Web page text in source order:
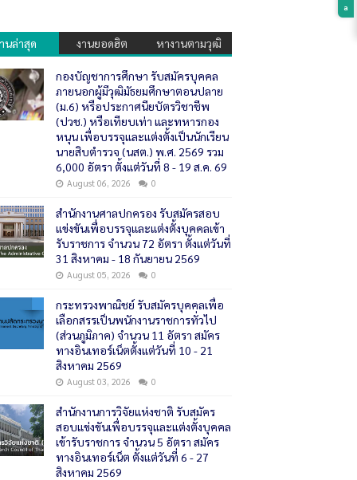
นล่าสุด งานยอดฮิต หางานตามวุฒิ
กองบัญชาการศึกษา รับสมัครบุคคล
ภายนอกผู้มีวุฒิมัธยมศึกษาตอนปลาย
(ม.6) หรือประกาศนียบัตรวิชาชีพ
(ปวช.) หรือเทียบเท่า และทหารกอง
หนุน เพื่อบรรจุและแต่งตั้งเป็นนักเรียน
นายสิบตำรวจ (นสต.) พ.ศ. 2569 รวม
6,000 อัตรา ตั้งแต่วันที่ 8 - 19 ส.ค. 69
August 06, 2026 0
สำนักงานศาลปกครอง รับสมัครสอบ
แข่งขันเพื่อบรรจุและแต่งตั้งบุคคลเข้า
รับราชการ จำนวน 72 อัตรา ตั้งแต่วันที่
31 สิงหาคม - 18 กันยายน 2569
August 05, 2026 0
กระทรวงพาณิชย์ รับสมัครบุคคลเพื่อ
เลือกสรรเป็นพนักงานราชการทั่วไป
(ส่วนภูมิภาค) จำนวน 11 อัตรา สมัคร
ทางอินเทอร์เน็ตตั้งแต่วันที่ 10 - 21
สิงหาคม 2569
August 03, 2026 0
สำนักงานการวิจัยแห่งชาติ รับสมัคร
สอบแข่งขันเพื่อบรรจุและแต่งตั้งบุคคล
เข้ารับราชการ จำนวน 5 อัตรา สมัคร
ทางอินเทอร์เน็ต ตั้งแต่วันที่ 6 - 27
สิงหาคม 2569
a